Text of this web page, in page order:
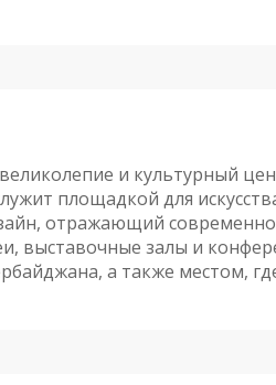
и культурный
площадкой для
отражающий
выставочные залы и
а также местом,